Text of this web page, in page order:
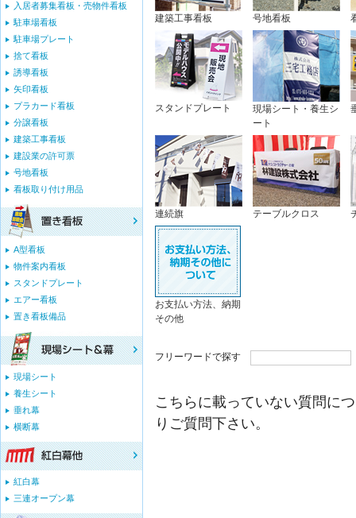
建築工事看板 号地看板
スタンドプレート
現場シート・養生シ
ート
連続旗 テーブルクロス
お支払い方法、納期
その他
フリーワードで探す
こちらに載っていない質問に
りご質問下さい。
入居者募集看板・売物件看板
駐車場看板
駐車場プレート
捨て看板
誘導看板
矢印看板
プラカード看板
分譲看板
建築工事看板
建設業の許可票
号地看板
看板取り付け用品
A型看板
物件案内看板
スタンドプレート
エアー看板
置き看板備品
現場シート
養生シート
垂れ幕
横断幕
紅白幕
三連オープン幕